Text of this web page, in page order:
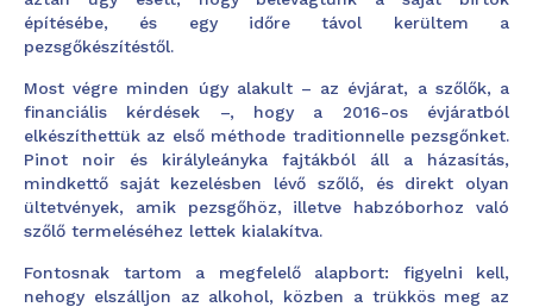
építésébe, és egy időre távol kerültem a
pezsgőkészítéstől.
Most végre minden úgy alakult – az évjárat, a szőlők, a
financiális kérdések –, hogy a 2016-os évjáratból
elkészíthettük az első méthode traditionnelle pezsgőnket.
Pinot noir és királyleányka fajtákból áll a házasítás,
mindkettő saját kezelésben lévő szőlő, és direkt olyan
ültetvények, amik pezsgőhöz, illetve habzóborhoz való
szőlő termeléséhez lettek kialakítva.
Fontosnak tartom a megfelelő alapbort: figyelni kell,
nehogy elszálljon az alkohol, közben a trükkös meg az